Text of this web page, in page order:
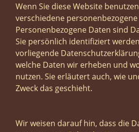
Wenn Sie diese Website
verschiedene
Personenbezogene Daten sind
Sie persönlich identifiziert
vorliegende
welche Daten wir erheben und
nutzen. Sie erläutert auch, wie
Zweck das geschieht.
Wir weisen darauf hin, dass die